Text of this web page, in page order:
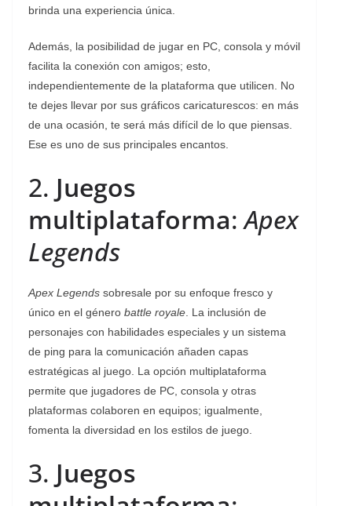
brinda una experiencia única.
Además, la posibilidad de jugar en PC, consola y móvil
facilita la conexión con amigos; esto,
independientemente de la plataforma que utilicen. No
te dejes llevar por sus gráficos caricaturescos: en más
de una ocasión, te será más difícil de lo que piensas.
Ese es uno de sus principales encantos.
2. Juegos
multiplataforma:Apex
Legends
Apex Legends sobresale por su enfoque fresco y
único en el género battle royale . La inclusión de
personajes con habilidades especiales y un sistema
de ping para la comunicación añaden capas
estratégicas al juego. La opción multiplataforma
permite que jugadores de PC, consola y otras
plataformas colaboren en equipos; igualmente,
fomenta la diversidad en los estilos de juego.
3. Juegos